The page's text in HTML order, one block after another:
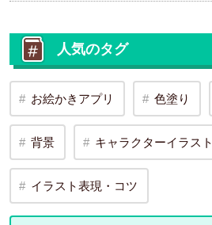
人気のタグ
お絵かきアプリ 色塗り
背景 キャラクターイラスト
イラスト表現・コツ